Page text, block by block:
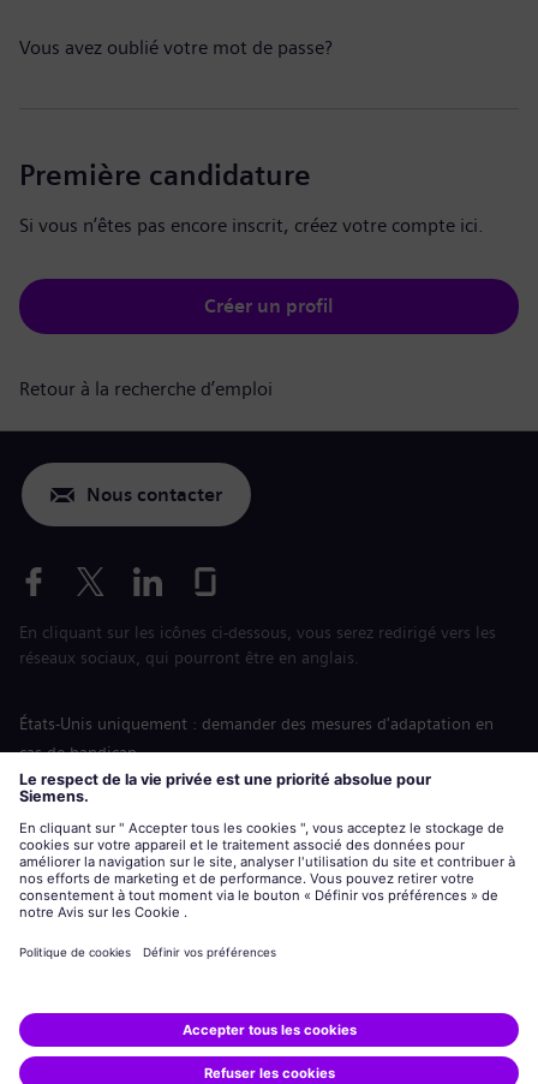
Vous avez oublié votre mot de passe?
Première candidature
Si vous n’êtes pas encore inscrit, créez votre compte ici.
Créer un profil
Retour à la recherche d’emploi
Nous contacter
En cliquant sur les icônes ci-dessous, vous serez redirigé vers les
réseaux sociaux, qui pourront être en anglais.
États-Unis uniquement : demander des mesures d'adaptation en
cas de handicap
Labor Condition Application (Formulaire sur les conditions
siemens-energy.comSite Internet international
Informations sur l’entreprise
Avis de confidentialité
Siemens Energy est une marque déposée de Siemens AG.